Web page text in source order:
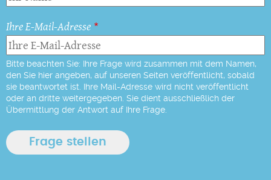
Ihre E-Mail-Adresse
Bitte beachten Sie: Ihre Frage wird zusammen mit dem Namen,
den Sie hier angeben, auf unseren Seiten veröffentlicht, sobald
sie beantwortet ist. Ihre Mail-Adresse wird nicht veröffentlicht
oder an dritte weitergegeben. Sie dient ausschließlich der
Übermittlung der Antwort auf Ihre Frage.